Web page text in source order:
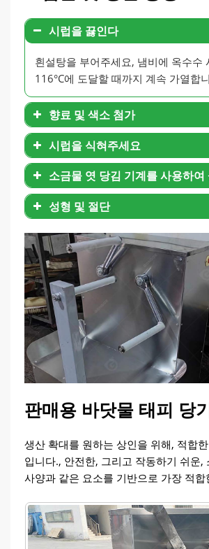
시럽을 끓인다
흰설탕을 부어주세요, 냄비에 옥수
116°C에 도달할 때까지 계속 가열합
향료 및 색소 첨가
시럽을 식혀주세요
소금물 엿 당김 기계를 사용하
성형 및 절단
판매용 바닷물 태피 당
생산 확대를 원하는 상인을 위해, 적합
입니다., 안전한, 그리고 작동하기 쉬운
사양과 같은 요소를 기반으로 가장 적